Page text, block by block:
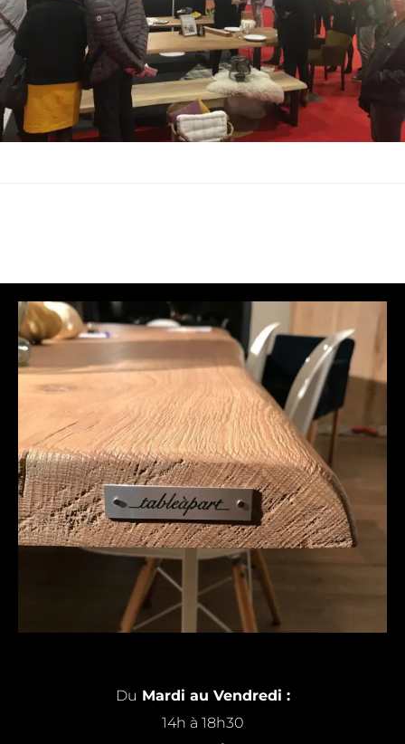
Du Mardi au Vendredi :
14h à 18h30